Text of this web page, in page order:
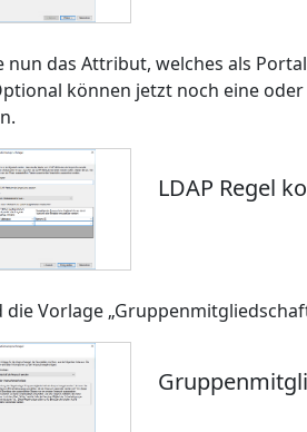
nun das Attribut, welches als
können jetzt noch eine
LDAP Regel
Vorlage